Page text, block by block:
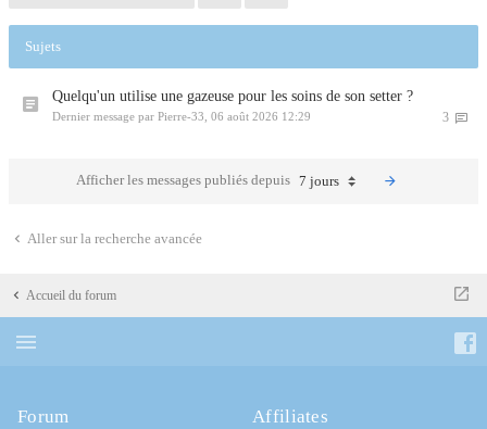
Sujets
Quelqu'un utilise une gazeuse pour les soins de son setter ?
3
Dernier message par Pierre-33 06 août 2026 12:29
Afficher les messages publiés depuis 7 jours
Aller sur la recherche avancée
Accueil du forum
Forum Affiliates